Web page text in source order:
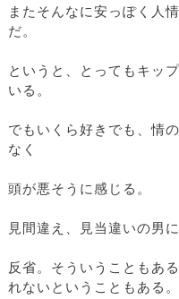
またそんなに安っぽく人
だ。
というと、とってもキッ
いる。
でもいくら好きでも、情
なく
頭が悪そうに感じる。
見間違え、見当違いの男
反省。そういうこともあ
れないということもある